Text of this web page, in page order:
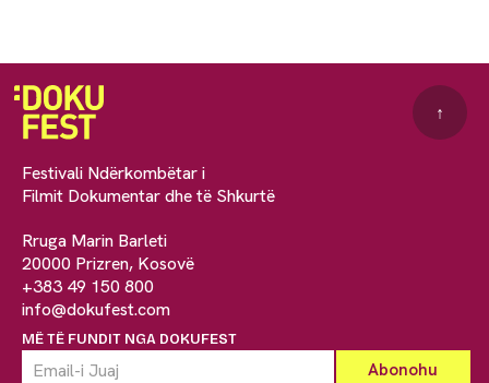
Festivali Ndërkombëtar i
Filmit Dokumentar dhe të Shkurtë
Rruga Marin Barleti
20000 Prizren, Kosovë
+383 49 150 800
info@dokufest.com
MË TË FUNDIT NGA DOKUFEST
↑